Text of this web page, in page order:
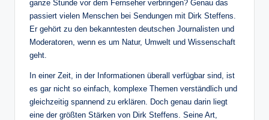
ganze Stunde vor dem Fernseher verbringen? Genau das
passiert vielen Menschen bei Sendungen mit Dirk Steffens.
Er gehört zu den bekanntesten deutschen Journalisten und
Moderatoren, wenn es um Natur, Umwelt und Wissenschaft
geht.
In einer Zeit, in der Informationen überall verfügbar sind, ist
es gar nicht so einfach, komplexe Themen verständlich und
gleichzeitig spannend zu erklären. Doch genau darin liegt
eine der größten Stärken von Dirk Steffens. Seine Art,